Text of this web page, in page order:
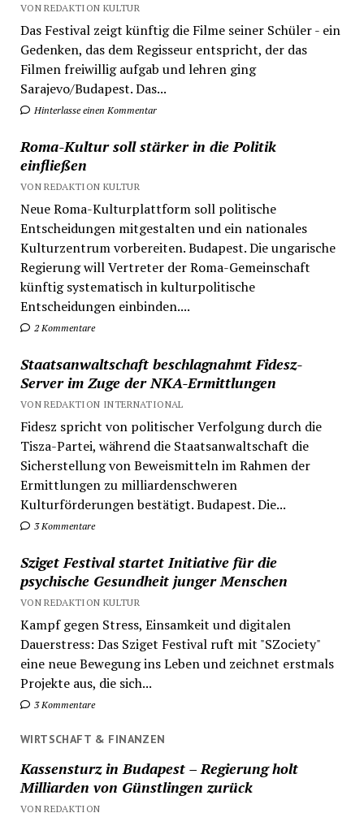
VON REDAKTION KULTUR
Das Festival zeigt künftig die Filme seiner Schüler - ein
Gedenken, das dem Regisseur entspricht, der das
Filmen freiwillig aufgab und lehren ging
Sarajevo/Budapest. Das...
Hinterlasse einen Kommentar
Roma-Kultur soll stärker in die Politik
einfließen
VON REDAKTION KULTUR
Neue Roma-Kulturplattform soll politische
Entscheidungen mitgestalten und ein nationales
Kulturzentrum vorbereiten. Budapest. Die ungarische
Regierung will Vertreter der Roma-Gemeinschaft
künftig systematisch in kulturpolitische
Entscheidungen einbinden....
2 Kommentare
Staatsanwaltschaft beschlagnahmt Fidesz-
Server im Zuge der NKA-Ermittlungen
VON REDAKTION INTERNATIONAL
Fidesz spricht von politischer Verfolgung durch die
Tisza-Partei, während die Staatsanwaltschaft die
Sicherstellung von Beweismitteln im Rahmen der
Ermittlungen zu milliardenschweren
Kulturförderungen bestätigt. Budapest. Die...
3 Kommentare
Sziget Festival startet Initiative für die
psychische Gesundheit junger Menschen
VON REDAKTION KULTUR
Kampf gegen Stress, Einsamkeit und digitalen
Dauerstress: Das Sziget Festival ruft mit "SZociety"
eine neue Bewegung ins Leben und zeichnet erstmals
Projekte aus, die sich...
3 Kommentare
WIRTSCHAFT & FINANZEN
Kassensturz in Budapest – Regierung holt
Milliarden von Günstlingen zurück
VON REDAKTION